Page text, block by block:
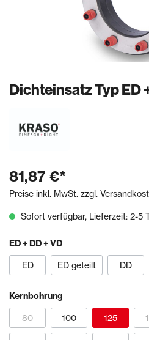
Dichteinsatz Typ ED
81,87 €*
Preise inkl. MwSt. zzgl.
Sofort verfügbar, Lieferzeit: 2-5
ED + DD + VD
ED ED geteilt DD
Kernbohrung
80 100 125